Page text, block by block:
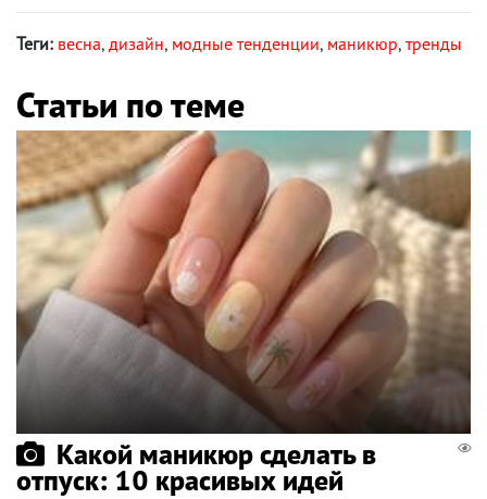
Теги: весна, дизайн, модные тенденции, маникюр, тренды
Статьи по теме
Какой маникюр сделать в
отпуск: 10 красивых идей